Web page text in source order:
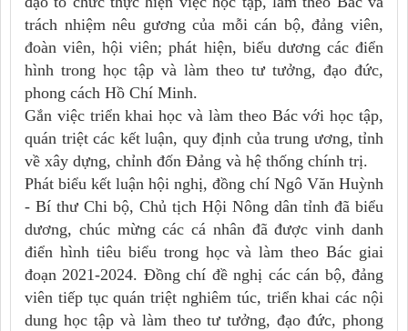
trách nhiệm nêu gương của mỗi cán bộ, đảng viên,
đoàn viên, hội viên; phát hiện, biểu dương các điển
hình trong học tập và làm theo tư tưởng, đạo đức,
phong cách Hồ Chí Minh.
Gắn việc triển khai học và làm theo Bác với học tập,
quán triệt các kết luận, quy định của trung ương, tỉnh
về xây dựng, chỉnh đốn Đảng và hệ thống chính trị.
Phát biểu kết luận hội nghị, đồng chí Ngô Văn Huỳnh
- Bí thư Chi bộ, Chủ tịch Hội Nông dân tỉnh đã biểu
dương, chúc mừng các cá nhân đã được vinh danh
điển hình tiêu biểu trong học và làm theo Bác giai
đoạn 2021-2024. Đồng chí đề nghị các cán bộ, đảng
viên tiếp tục quán triệt nghiêm túc, triển khai các nội
dung học tập và làm theo tư tưởng, đạo đức, phong